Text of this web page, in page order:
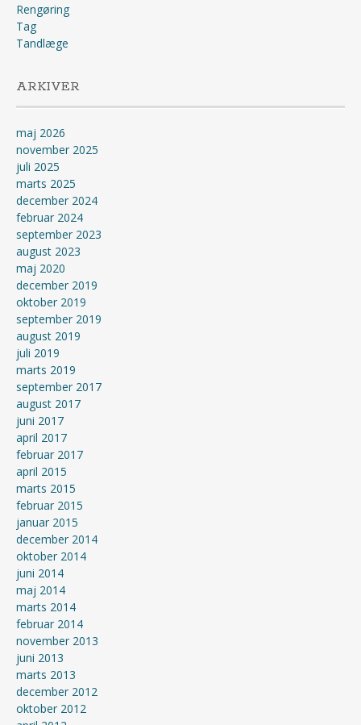
Rengøring
Tag
Tandlæge
ARKIVER
maj 2026
november 2025
juli 2025
marts 2025
december 2024
februar 2024
september 2023
august 2023
maj 2020
december 2019
oktober 2019
september 2019
august 2019
juli 2019
marts 2019
september 2017
august 2017
juni 2017
april 2017
februar 2017
april 2015
marts 2015
februar 2015
januar 2015
december 2014
oktober 2014
juni 2014
maj 2014
marts 2014
februar 2014
november 2013
juni 2013
marts 2013
december 2012
oktober 2012